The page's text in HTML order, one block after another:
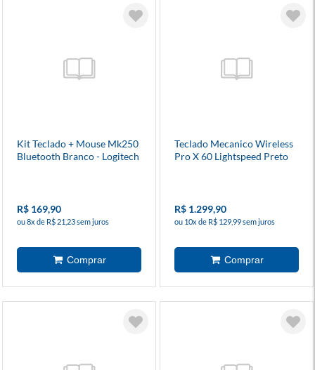
Kit Teclado + Mouse Mk250
Bluetooth Branco - Logitech
R$ 169,90
ou 8x de R$ 21,23 sem juros
Teclado Mecanico Wireless
Pro X 60 Lightspeed Preto
R$ 1.299,90
ou 10x de R$ 129,99 sem juros